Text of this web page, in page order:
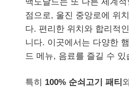
점으로, 울진 중앙로에 위
다. 편리한 위치와 합리적
니다. 이곳에서는 다양한
드 메뉴, 음료를 즐길 수 있
특히 100% 순쇠고기 패티